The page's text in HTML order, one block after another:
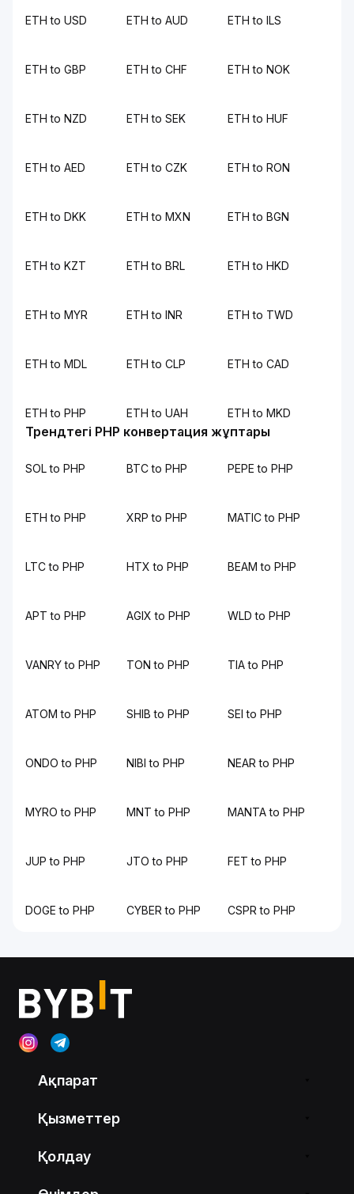
ETH to USD ETH to AUD ETH to ILS
ETH to GBP ETH to CHF ETH to NOK
ETH to NZD ETH to SEK ETH to HUF
ETH to AED ETH to CZK ETH to RON
ETH to DKK ETH to MXN ETH to BGN
ETH to KZT ETH to BRL ETH to HKD
ETH to MYR ETH to INR ETH to TWD
ETH to MDL ETH to CLP ETH to CAD
ETH to PHP ETH to UAH ETH to MKD
Трендтегі PHP конвертация жұптары
SOL to PHP BTC to PHP PEPE to PHP
ETH to PHP XRP to PHP MATIC to PHP
LTC to PHP HTX to PHP BEAM to PHP
APT to PHP AGIX to PHP WLD to PHP
VANRY to PHP TON to PHP TIA to PHP
ATOM to PHP SHIB to PHP SEI to PHP
ONDO to PHP NIBI to PHP NEAR to PHP
MYRO to PHP MNT to PHP MANTA to PHP
JUP to PHP JTO to PHP FET to PHP
DOGE to PHP CYBER to PHP CSPR to PHP
Ақпарат
Қызметтер
Қолдау